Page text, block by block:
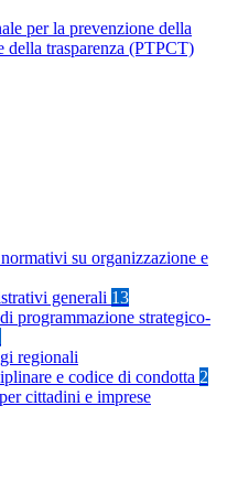
per la prevenzione della
della trasparenza (PTPCT)
su organizzazione e
generali 13
programmazione strategico-
regionali
e codice di condotta 2
cittadini e imprese